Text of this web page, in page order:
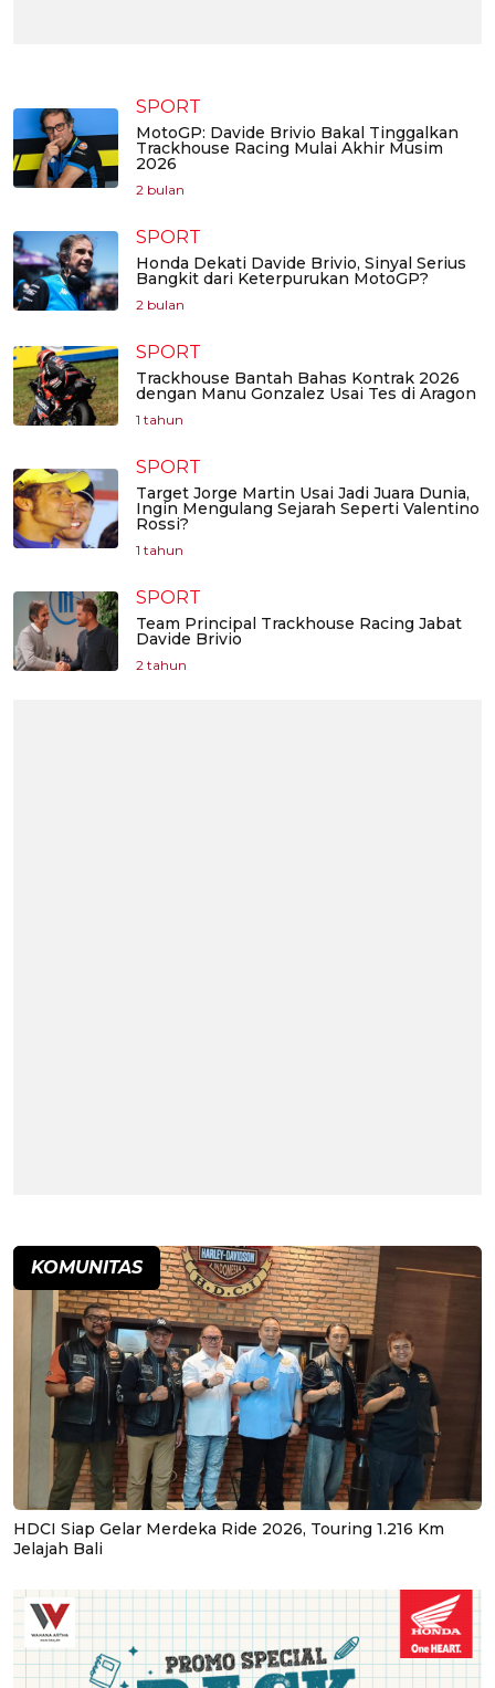
SPORT
MotoGP: Davide Brivio Bakal Tinggalkan
Trackhouse Racing Mulai Akhir Musim
2026
2 bulan
SPORT
Honda Dekati Davide Brivio, Sinyal Serius
Bangkit dari Keterpurukan MotoGP?
2 bulan
SPORT
Trackhouse Bantah Bahas Kontrak 2026
dengan Manu Gonzalez Usai Tes di Aragon
1 tahun
SPORT
Target Jorge Martin Usai Jadi Juara Dunia,
Ingin Mengulang Sejarah Seperti Valentino
Rossi?
1 tahun
SPORT
Team Principal Trackhouse Racing Jabat
Davide Brivio
2 tahun
KOMUNITAS
HDCI Siap Gelar Merdeka Ride 2026, Touring 1.216 Km
Jelajah Bali